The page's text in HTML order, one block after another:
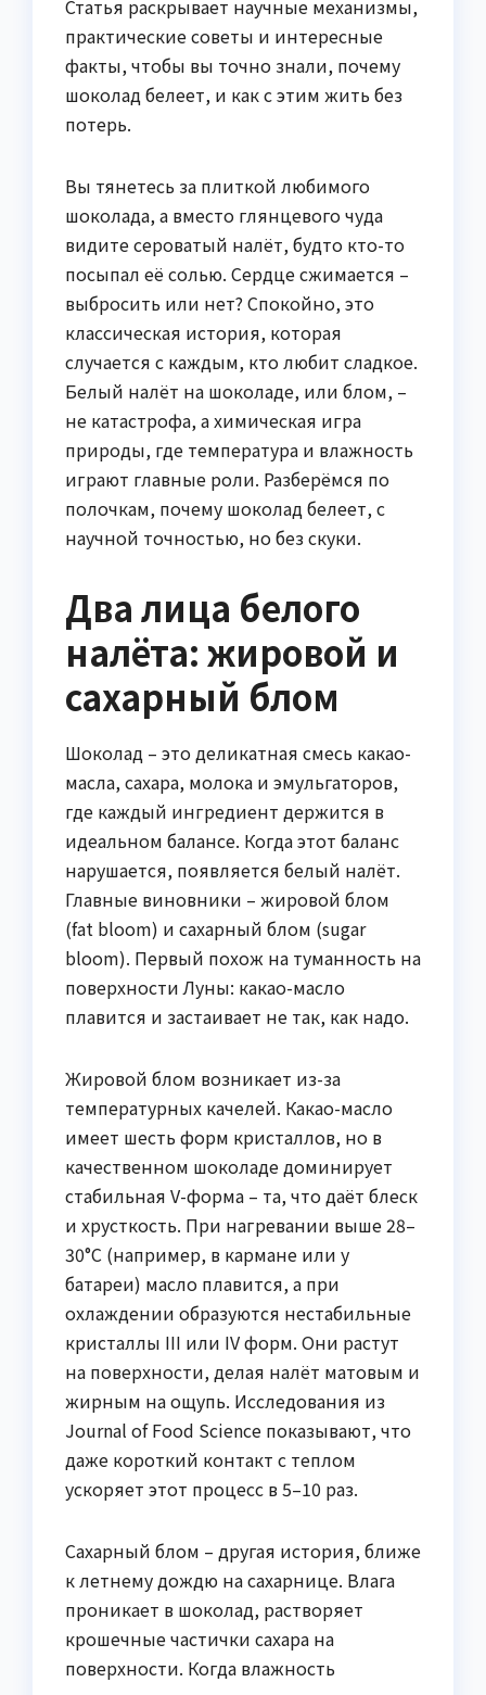
Статья раскрывает научные механизмы,
практические советы и интересные
факты, чтобы вы точно знали, почему
шоколад белеет, и как с этим жить без
потерь.
Вы тянетесь за плиткой любимого
шоколада, а вместо глянцевого чуда
видите сероватый налёт, будто кто-то
посыпал её солью. Сердце сжимается –
выбросить или нет? Спокойно, это
классическая история, которая
случается с каждым, кто любит сладкое.
Белый налёт на шоколаде, или блом, –
не катастрофа, а химическая игра
природы, где температура и влажность
играют главные роли. Разберёмся по
полочкам, почему шоколад белеет, с
научной точностью, но без скуки.
Два лица белого
налёта: жировой и
сахарный блом
Шоколад – это деликатная смесь какао-
масла, сахара, молока и эмульгаторов,
где каждый ингредиент держится в
идеальном балансе. Когда этот баланс
нарушается, появляется белый налёт.
Главные виновники – жировой блом
(fat bloom) и сахарный блом (sugar
bloom). Первый похож на туманность на
поверхности Луны: какао-масло
плавится и застаивает не так, как надо.
Жировой блом возникает из-за
температурных качелей. Какао-масло
имеет шесть форм кристаллов, но в
качественном шоколаде доминирует
стабильная V-форма – та, что даёт блеск
и хрусткость. При нагревании выше 28–
30°C (например, в кармане или у
батареи) масло плавится, а при
охлаждении образуются нестабильные
кристаллы III или IV форм. Они растут
на поверхности, делая налёт матовым и
жирным на ощупь. Исследования из
Journal of Food Science показывают, что
даже короткий контакт с теплом
ускоряет этот процесс в 5–10 раз.
Сахарный блом – другая история, ближе
к летнему дождю на сахарнице. Влага
проникает в шоколад, растворяет
крошечные частички сахара на
поверхности. Когда влажность